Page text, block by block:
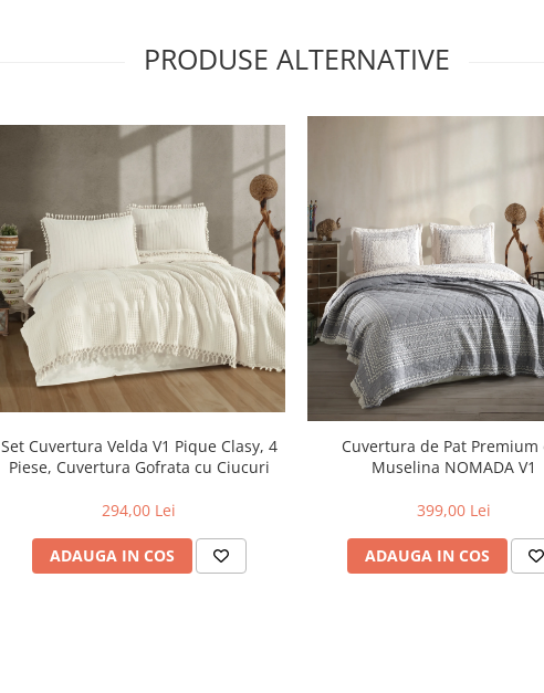
PRODUSE ALTERNATIVE
Set Cuvertura Velda V1 Pique Clasy, 4
Piese, Cuvertura Gofrata cu Ciucuri
294,00 Lei
ADAUGA IN COS
Cuvertura de Pat Premium
Muselina NOMADA V1
399,00 Lei
ADAUGA IN COS